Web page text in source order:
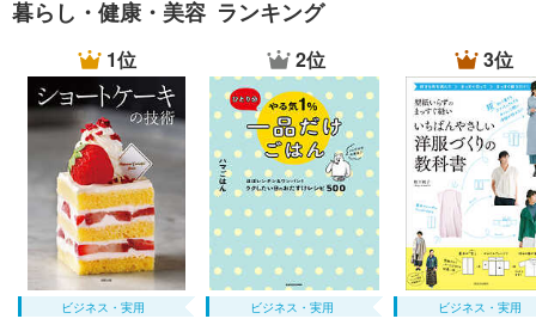
暮らし・健康・美容 ランキング
1位
ビジネス・実用
2位
ビジネス・実用
3位
ビジネス・実用